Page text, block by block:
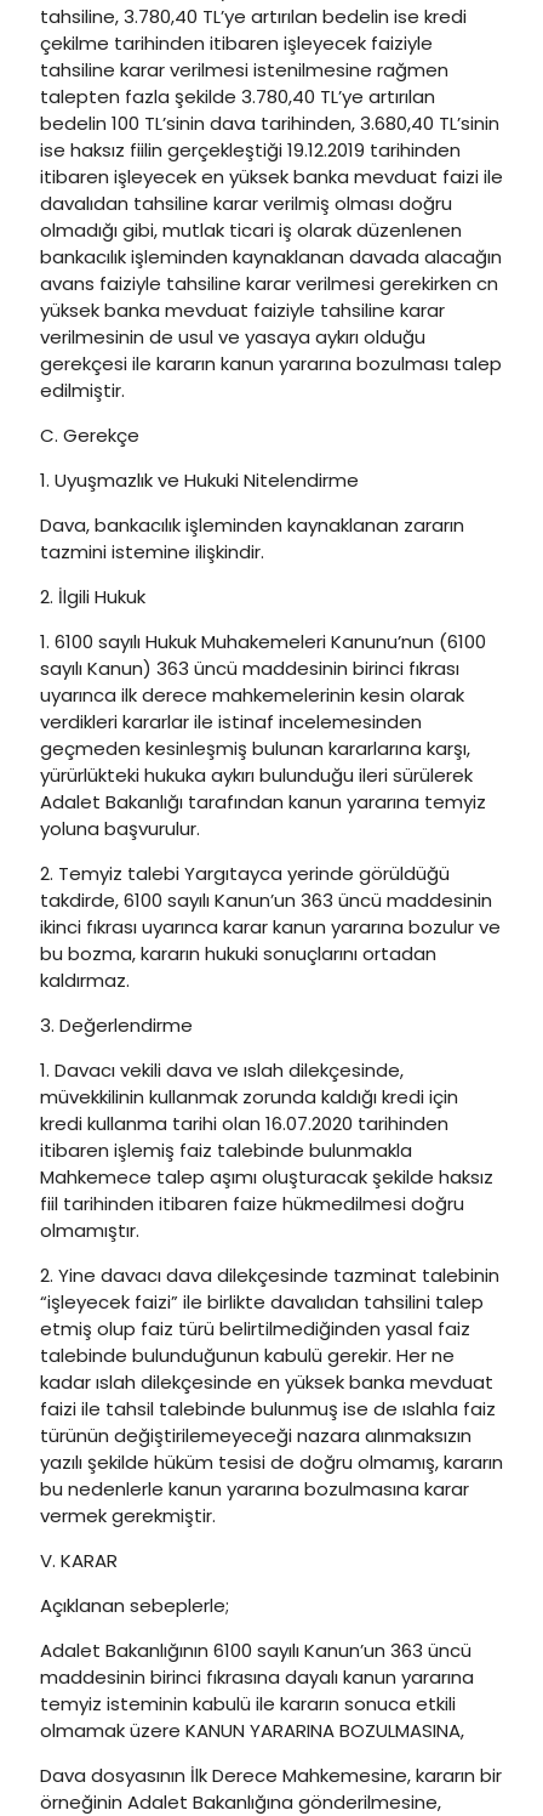
tahsiline, 3.780,40 TL’ye artırılan bedelin ise kredi
çekilme tarihinden itibaren işleyecek faiziyle
tahsiline karar verilmesi istenilmesine rağmen
talepten fazla şekilde 3.780,40 TL’ye artırılan
bedelin 100 TL’sinin dava tarihinden, 3.680,40 TL’sinin
ise haksız fiilin gerçekleştiği 19.12.2019 tarihinden
itibaren işleyecek en yüksek banka mevduat faizi ile
davalıdan tahsiline karar verilmiş olması doğru
olmadığı gibi, mutlak ticari iş olarak düzenlenen
bankacılık işleminden kaynaklanan davada alacağın
avans faiziyle tahsiline karar verilmesi gerekirken cn
yüksek banka mevduat faiziyle tahsiline karar
verilmesinin de usul ve yasaya aykırı olduğu
gerekçesi ile kararın kanun yararına bozulması talep
edilmiştir.
C. Gerekçe
1. Uyuşmazlık ve Hukuki Nitelendirme
Dava, bankacılık işleminden kaynaklanan zararın
tazmini istemine ilişkindir.
2. İlgili Hukuk
1. 6100 sayılı Hukuk Muhakemeleri Kanunu’nun (6100
sayılı Kanun) 363 üncü maddesinin birinci fıkrası
uyarınca ilk derece mahkemelerinin kesin olarak
verdikleri kararlar ile istinaf incelemesinden
geçmeden kesinleşmiş bulunan kararlarına karşı,
yürürlükteki hukuka aykırı bulunduğu ileri sürülerek
Adalet Bakanlığı tarafından kanun yararına temyiz
yoluna başvurulur.
2. Temyiz talebi Yargıtayca yerinde görüldüğü
takdirde, 6100 sayılı Kanun’un 363 üncü maddesinin
ikinci fıkrası uyarınca karar kanun yararına bozulur ve
bu bozma, kararın hukuki sonuçlarını ortadan
kaldırmaz.
3. Değerlendirme
1. Davacı vekili dava ve ıslah dilekçesinde,
müvekkilinin kullanmak zorunda kaldığı kredi için
kredi kullanma tarihi olan 16.07.2020 tarihinden
itibaren işlemiş faiz talebinde bulunmakla
Mahkemece talep aşımı oluşturacak şekilde haksız
fiil tarihinden itibaren faize hükmedilmesi doğru
olmamıştır.
2. Yine davacı dava dilekçesinde tazminat talebinin
“işleyecek faizi” ile birlikte davalıdan tahsilini talep
etmiş olup faiz türü belirtilmediğinden yasal faiz
talebinde bulunduğunun kabulü gerekir. Her ne
kadar ıslah dilekçesinde en yüksek banka mevduat
faizi ile tahsil talebinde bulunmuş ise de ıslahla faiz
türünün değiştirilemeyeceği nazara alınmaksızın
yazılı şekilde hüküm tesisi de doğru olmamış, kararın
bu nedenlerle kanun yararına bozulmasına karar
vermek gerekmiştir.
V. KARAR
Açıklanan sebeplerle;
Adalet Bakanlığının 6100 sayılı Kanun’un 363 üncü
maddesinin birinci fıkrasına dayalı kanun yararına
temyiz isteminin kabulü ile kararın sonuca etkili
olmamak üzere KANUN YARARINA BOZULMASINA,
Dava dosyasının İlk Derece Mahkemesine, kararın bir
örneğinin Adalet Bakanlığına gönderilmesine,